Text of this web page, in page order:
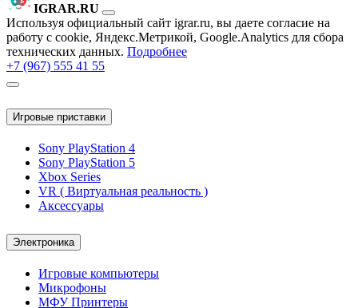
IGRAR.RU
Используя официальный сайт igrar.ru, вы даете согласие на
работу с cookie, Яндекс.Метрикой, Google.Analytics для сбора
технических данных. Подробнее
+7 (967) 555 41 55
Игровые приставки
Sony PlayStation 4
Sony PlayStation 5
Xbox Series
VR ( Виртуальная реальность )
Аксессуары
Электроника
Игровые компьютеры
Микрофоны
МФУ Принтеры